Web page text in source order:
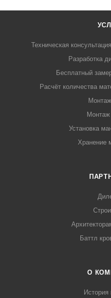
Техническая
Разработка
Бесплатный
Расчёт количества
Установка
Хранение
Баттл
О
История